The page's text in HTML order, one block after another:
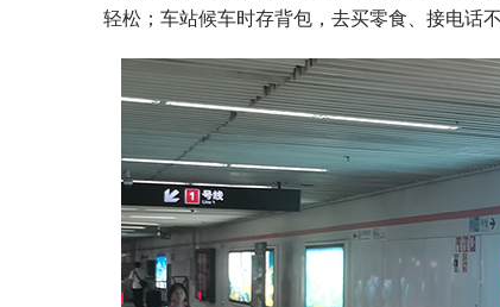
轻松；车站候车时存背包，去买零食、接电话